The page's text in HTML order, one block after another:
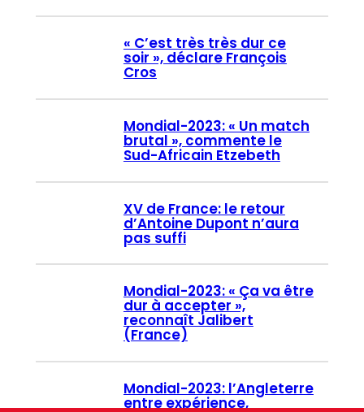
« C’est très très dur ce
soir », déclare François
Cros
Mondial-2023: « Un match
brutal », commente le
Sud-Africain Etzebeth
XV de France: le retour
d’Antoine Dupont n’aura
pas suffi
Mondial-2023: « Ça va être
dur à accepter »,
reconnaît Jalibert
(France)
Mondial-2023: l’Angleterre
entre expérience,